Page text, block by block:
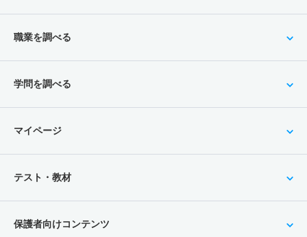
職業を調べる
学問を調べる
マイページ
テスト・教材
保護者向けコンテンツ